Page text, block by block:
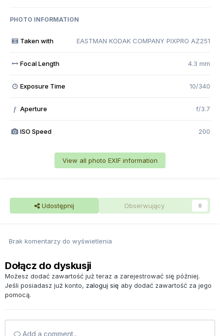
PHOTO INFORMATION
Taken with EASTMAN KODAK COMPANY PIXPRO AZ251
Focal Length 4.3 mm
Exposure Time 10/340
f Aperture f/3.7
ISO Speed 200
View all photo EXIF information
Udostępnij Obserwujący 0
Brak komentarzy do wyświetlenia
Dołącz do dyskusji
Możesz dodać zawartość już teraz a zarejestrować się później.
Jeśli posiadasz już konto, zaloguj się aby dodać zawartość za jego
pomocą.
Add a comment...